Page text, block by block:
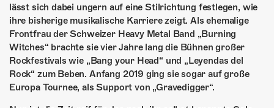
lässt sich dabei ungern auf eine Stilrichtung festlegen, wie
ihre bisherige musikalische Karriere zeigt. Als ehemalige
Frontfrau der Schweizer Heavy Metal Band „Burning
Witches“ brachte sie vier Jahre lang die Bühnen großer
Rockfestivals wie „Bang your Head“ und „Leyendas del
Rock“ zum Beben. Anfang 2019 ging sie sogar auf große
Europa Tournee, als Support von „Gravedigger“.